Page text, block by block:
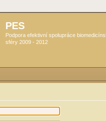
PES
Podpora efektivní spolupráce
sféry 2009 - 2012